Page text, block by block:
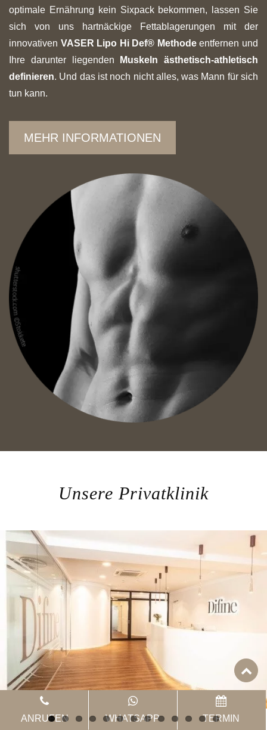
optimale Ernährung kein Sixpack bekommen, lassen Sie
sich von uns hartnäckige Fettablagerungen mit der
innovativen VASER Lipo Hi Def® Methodeentfernen und
Ihre darunter liegenden
Muskeln ästhetisch-athletisch
definieren. Und das ist noch nicht alles, was Mann für sich
tun kann.
MEHR INFORMATIONEN
Unsere Privatklinik
ANRUFEN WHATSAPP TERMIN